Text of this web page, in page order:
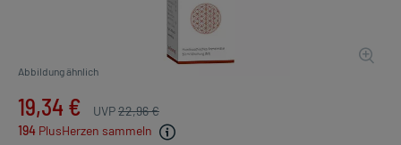
Abbildung ähnlich
19,34 € UVP22,96 €
194 PlusHerzen sammeln